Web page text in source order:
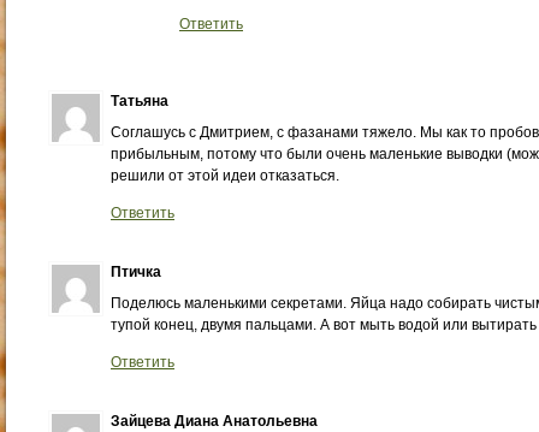
Ответить
Татьяна
Соглашусь с Дмитрием, с фазанами тяжело. Мы как то
прибыльным, потому что были очень маленькие выводки
решили от этой идеи отказаться.
Ответить
Птичка
Поделюсь маленькими секретами. Яйца надо собирать
тупой конец, двумя пальцами. А вот мыть водой или
Ответить
Зайцева Диана Анатольевна